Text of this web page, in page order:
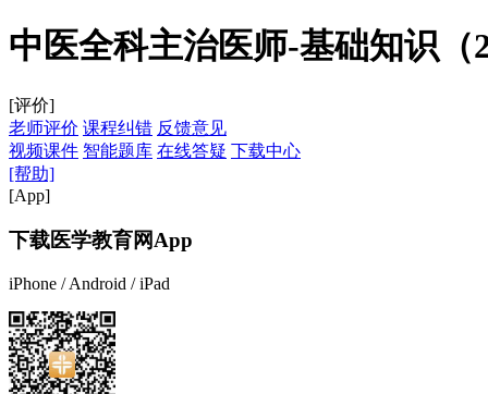
中医全科主治医师-基础知识
[评价]
老师评价 课程纠错 反馈意见
视频课件 智能题库 在线答疑 下载中心
[帮助]
[App]
下载医学教育网App
iPhone / Android / iPad